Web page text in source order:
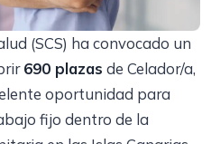
(SCS) ha convocado un
690 plazas de Celador/a,
oportunidad para
fijo dentro de la